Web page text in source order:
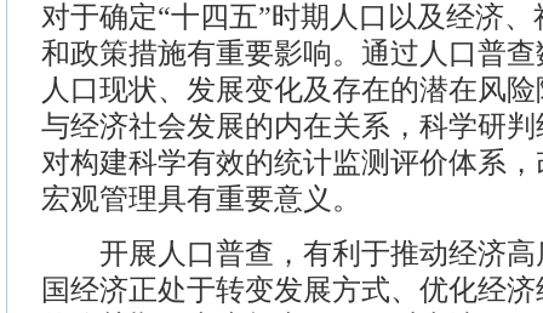
对于确定“十四五”时期人口以及经济
和政策措施有重要影响。通过人口普
人口现状、发展变化及存在的潜在风
与经济社会发展的内在关系，科学研
对构建科学有效的统计监测评价体系
宏观管理具有重要意义。
开展人口普查，有利于推动经济高
国经济正处于转变发展方式、优化经